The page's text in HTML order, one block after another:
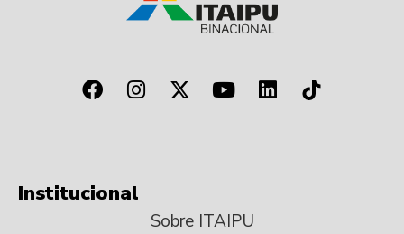
Institucional
Sobre ITAIPU